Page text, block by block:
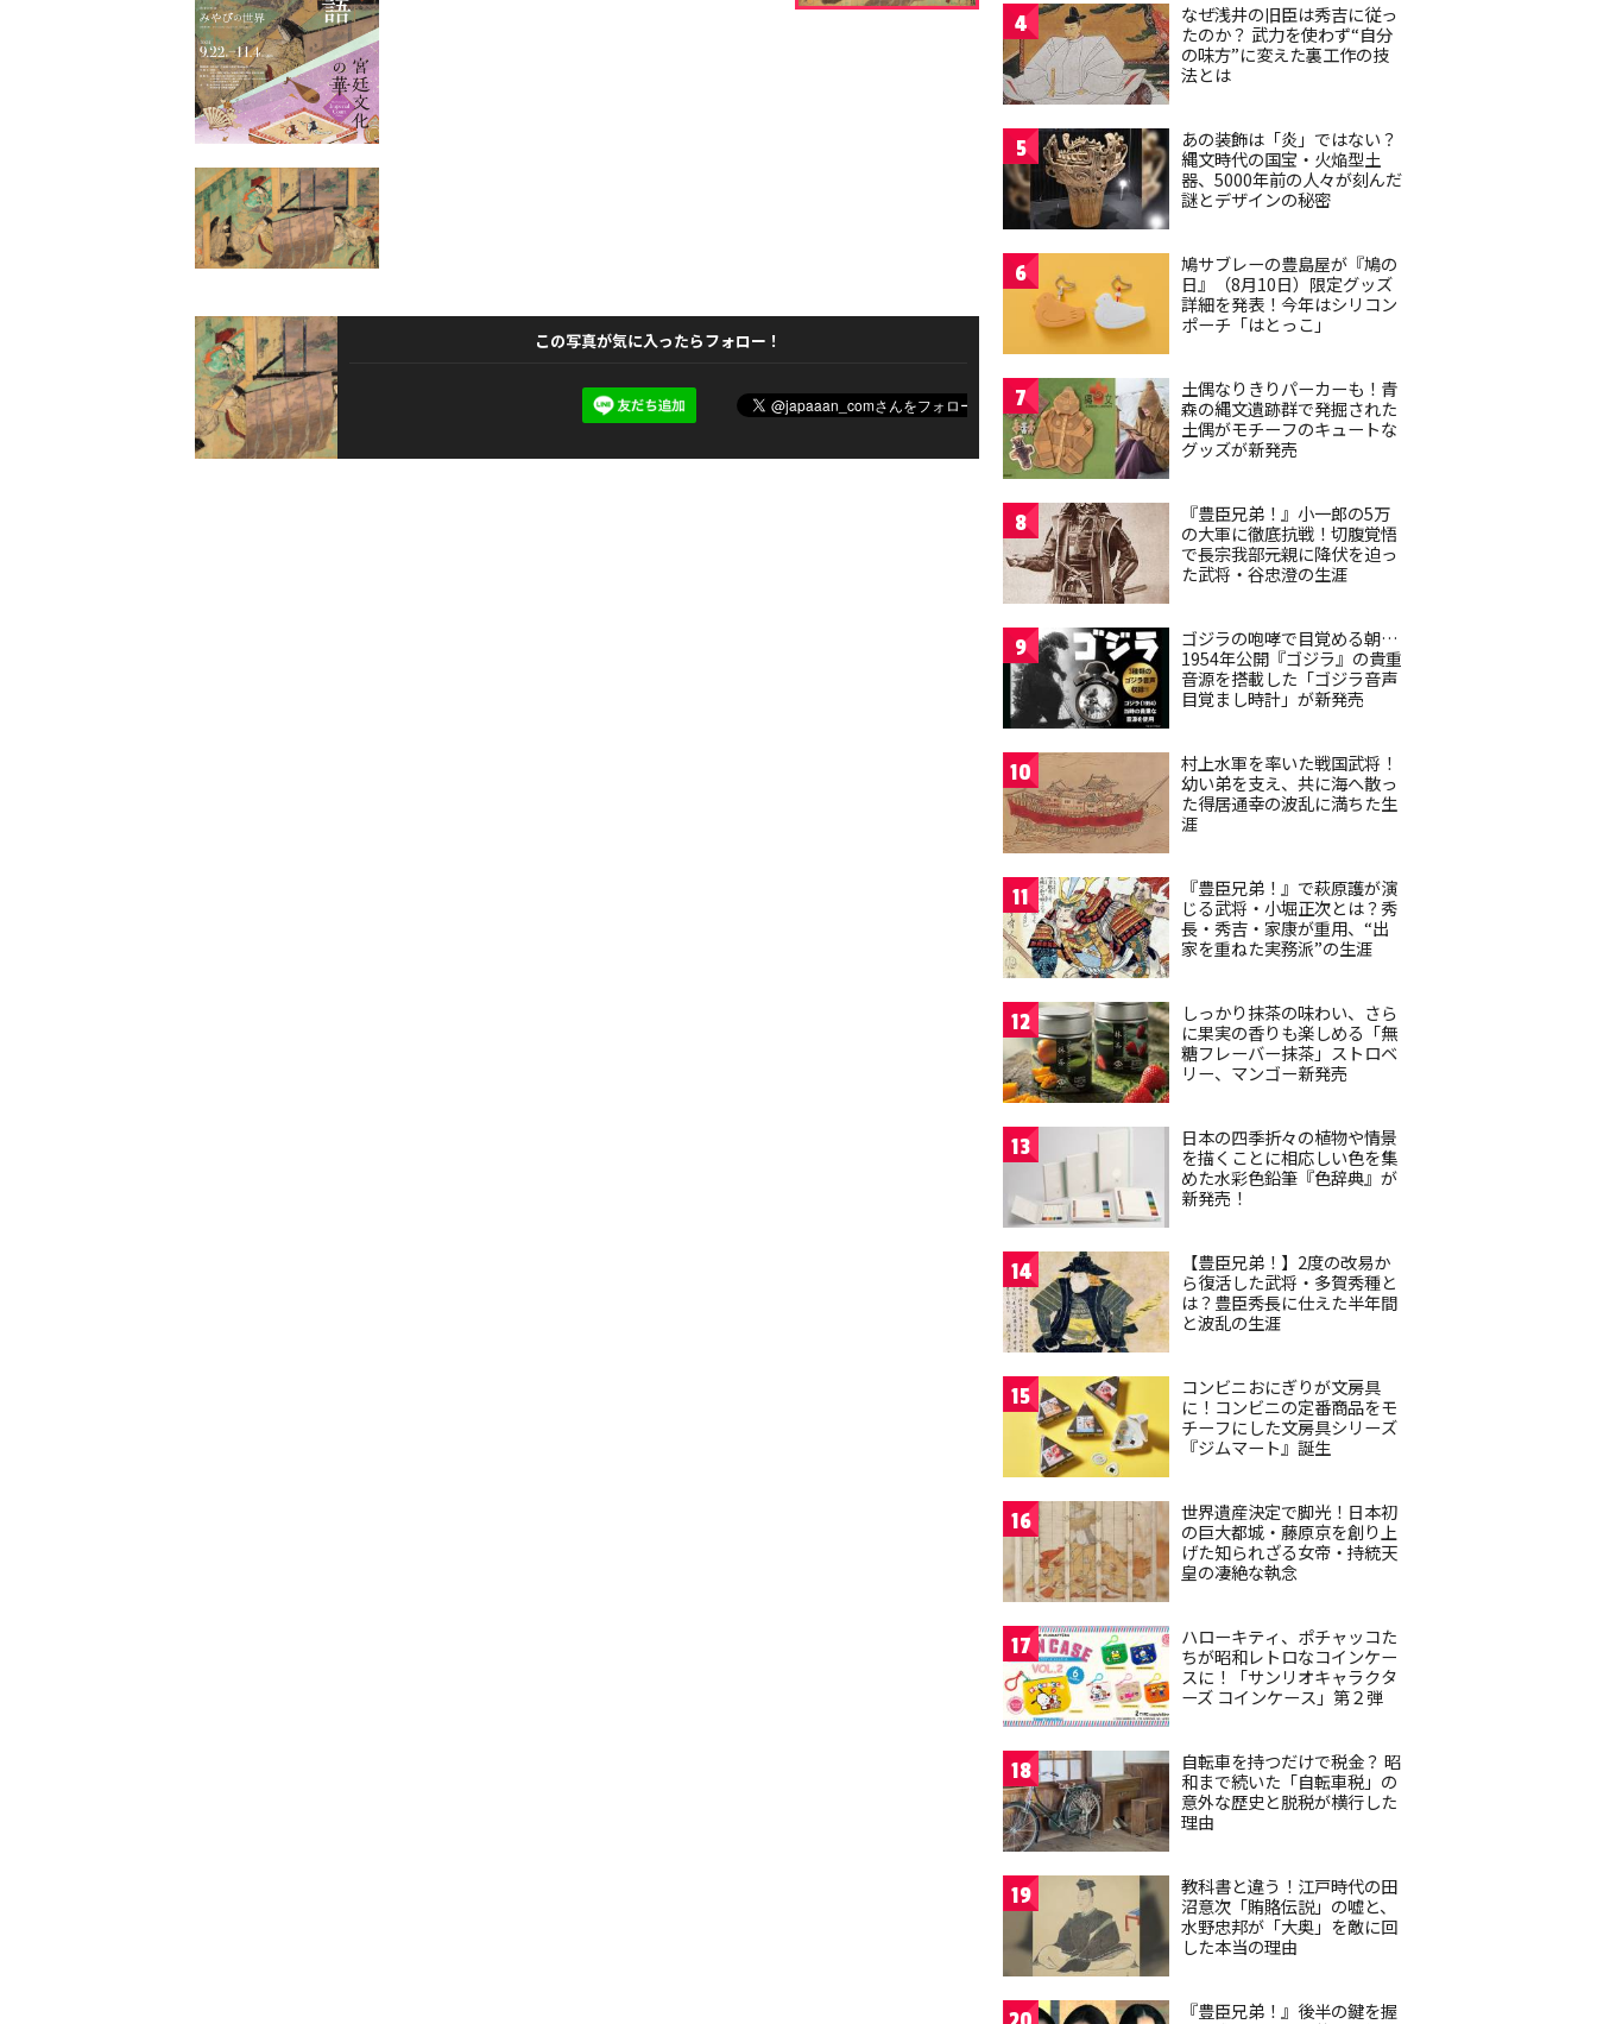
この写真が気に入ったらフォロー！
4
なぜ浅井の旧臣は秀吉に従っ
たのか？ 武力を使わず“自分
の味方”に変えた裏工作の技
法とは
5
あの装飾は「炎」ではない？
縄文時代の国宝・火焔型土
器、5000年前の人々が刻んだ
謎とデザインの秘密
6
鳩サブレーの豊島屋が『鳩の
日』（8月10日）限定グッズ
詳細を発表！今年はシリコン
ポーチ「はとっこ」
7
土偶なりきりパーカーも！青
森の縄文遺跡群で発掘された
土偶がモチーフのキュートな
グッズが新発売
8
『豊臣兄弟！』小一郎の5万
の大軍に徹底抗戦！切腹覚悟
で長宗我部元親に降伏を迫っ
た武将・谷忠澄の生涯
9
ゴジラの咆哮で目覚める朝…
1954年公開『ゴジラ』の貴重
音源を搭載した「ゴジラ音声
目覚まし時計」が新発売
10
村上水軍を率いた戦国武将！
幼い弟を支え、共に海へ散っ
た得居通幸の波乱に満ちた生
涯
11
『豊臣兄弟！』で萩原護が演
じる武将・小堀正次とは？秀
長・秀吉・家康が重用、“出
家を重ねた実務派”の生涯
12
しっかり抹茶の味わい、さら
に果実の香りも楽しめる「無
糖フレーバー抹茶」ストロベ
リー、マンゴー新発売
13
日本の四季折々の植物や情景
を描くことに相応しい色を集
めた水彩色鉛筆『色辞典』が
新発売！
14
【豊臣兄弟！】2度の改易か
ら復活した武将・多賀秀種と
は？豊臣秀長に仕えた半年間
と波乱の生涯
15
コンビニおにぎりが文房具
に！コンビニの定番商品をモ
チーフにした文房具シリーズ
『ジムマート』誕生
16
世界遺産決定で脚光！日本初
の巨大都城・藤原京を創り上
げた知られざる女帝・持統天
皇の凄絶な執念
17
ハローキティ、ポチャッコた
ちが昭和レトロなコインケー
スに！「サンリオキャラクタ
ーズ コインケース」第２弾
18
自転車を持つだけで税金？ 昭
和まで続いた「自転車税」の
意外な歴史と脱税が横行した
理由
19
教科書と違う！江戸時代の田
沼意次「賄賂伝説」の嘘と、
水野忠邦が「大奥」を敵に回
した本当の理由
『豊臣兄弟！』後半の鍵を握